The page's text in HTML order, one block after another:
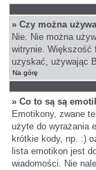
» Czy można
Nie. Nie można
witrynie. Większość
uzyskać, używając
Na górę
» Co to są są
Emotikony, zwane
użyte do wyrażania
krótkie kody, np. :)
lista emotikon jest
wiadomości. Nie